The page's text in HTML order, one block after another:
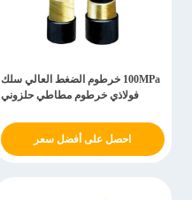
100MPa خرطوم الضغط العالي سلك
فولاذي خرطوم مطاطي حلزوني
احصل على أفضل سعر